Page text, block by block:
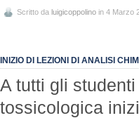
Scritto da luigicoppolino in 4 Marzo
INIZIO DI LEZIONI DI ANALISI
A tutti gli
tossicologica